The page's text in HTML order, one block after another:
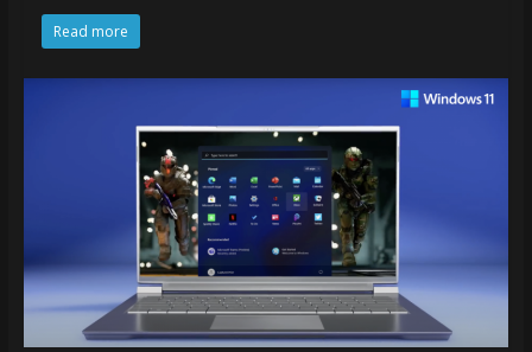
Read more